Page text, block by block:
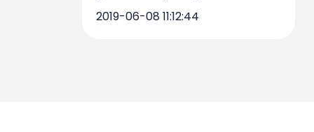
2019-06-08 11:12:44